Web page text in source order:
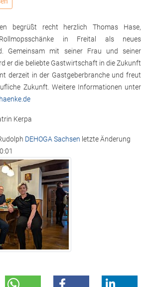
begrüßt recht herzlich Thomas Hase,
in Freital als neues
Gemeinsam mit seiner Frau und seiner
er die beliebte Gastwirtschaft in die Zukunft
derzeit in der Gastgeberbranche und freut
Zukunft. Weitere Informationen unter
Kerpa
DEHOGA Sachsen letzte Änderung